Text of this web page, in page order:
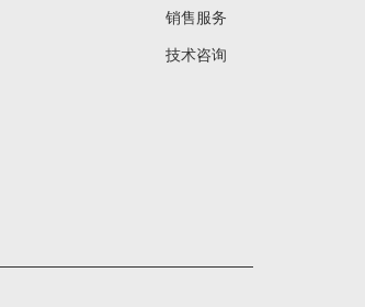
销售服务
技术咨询